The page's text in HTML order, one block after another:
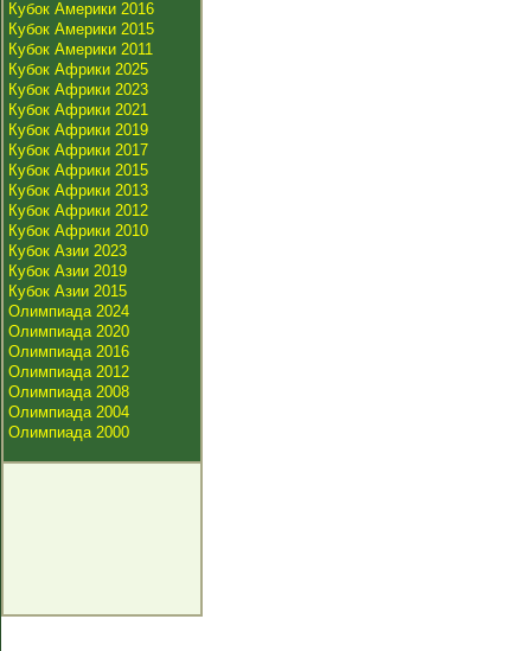
Кубок Америки 2016
Кубок Америки 2015
Кубок Америки 2011
Кубок Африки 2025
Кубок Африки 2023
Кубок Африки 2021
Кубок Африки 2019
Кубок Африки 2017
Кубок Африки 2015
Кубок Африки 2013
Кубок Африки 2012
Кубок Африки 2010
Кубок Азии 2023
Кубок Азии 2019
Кубок Азии 2015
Олимпиада 2024
Олимпиада 2020
Олимпиада 2016
Олимпиада 2012
Олимпиада 2008
Олимпиада 2004
Олимпиада 2000